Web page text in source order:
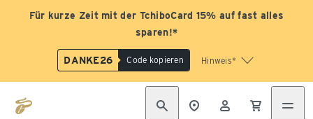
Für kurze Zeit mit der TchiboCard 15% auf fast alles
sparen!*
DANKE26 Code kopieren Hinweis*